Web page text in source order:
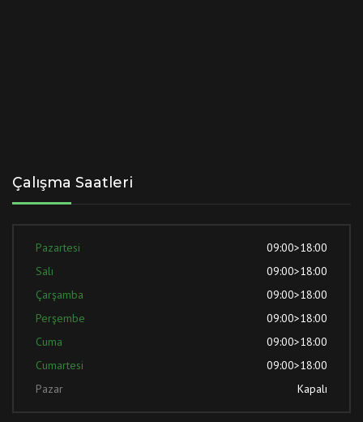
Çalışma Saatleri
Pazartesi
09:00>18:00
Salı
09:00>18:00
Çarşamba
09:00>18:00
Perşembe
09:00>18:00
Cuma
09:00>18:00
Cumartesi
09:00>18:00
Pazar
Kapalı